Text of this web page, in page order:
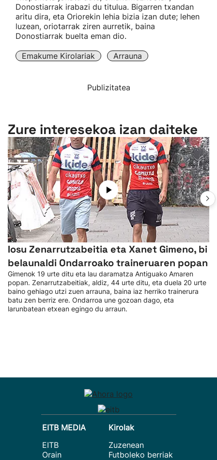
Donostiarrak irabazi du titulua. Bigarren txandan
aritu dira, eta Oriorekin lehia bizia izan dute; lehen
luzean, oriotarrak ziren aurretik, baina
Donostiarrak buelta eman dio.
Emakume Kirolariak Arrauna
Publizitatea
Zure interesekoa izan daiteke
Iosu Zenarrutzabeitia eta Xanet Gimeno, bi
belaunaldi Ondarroako traineruaren popan
Gimenok 19 urte ditu eta lau daramatza Antiguako Amaren
popan. Zenarrutzabeitiak, aldiz, 44 urte ditu, eta duela 20 urte
baino gehiago utzi zuen arrauna, baina iaz herriko trainerura
batu zen berriz ere. Ondarroa une gozoan dago, eta
larunbatean etxean egingo du arraun.
EITB MEDIA
EITB
Orain
Kirolak
Zuzenean
Futboleko berriak